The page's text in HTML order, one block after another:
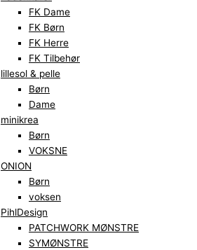
FK Dame
FK Børn
FK Herre
FK Tilbehør
lillesol & pelle
Børn
Dame
minikrea
Børn
VOKSNE
ONION
Børn
voksen
PihlDesign
PATCHWORK MØNSTRE
SYMØNSTRE